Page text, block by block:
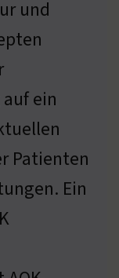
und
ein
Patienten
Ein